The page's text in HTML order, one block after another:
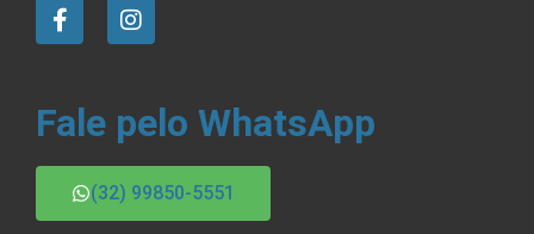
Fale pelo WhatsApp
(32) 99850-5551